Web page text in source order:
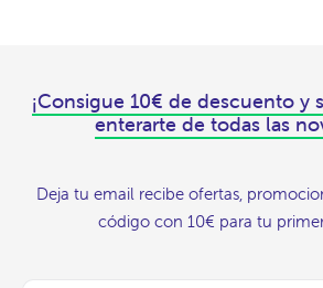
¡Consigue 10€ de descuento y
enterarte de todas las
Deja tu email recibe ofertas,
código con 10€ para tu